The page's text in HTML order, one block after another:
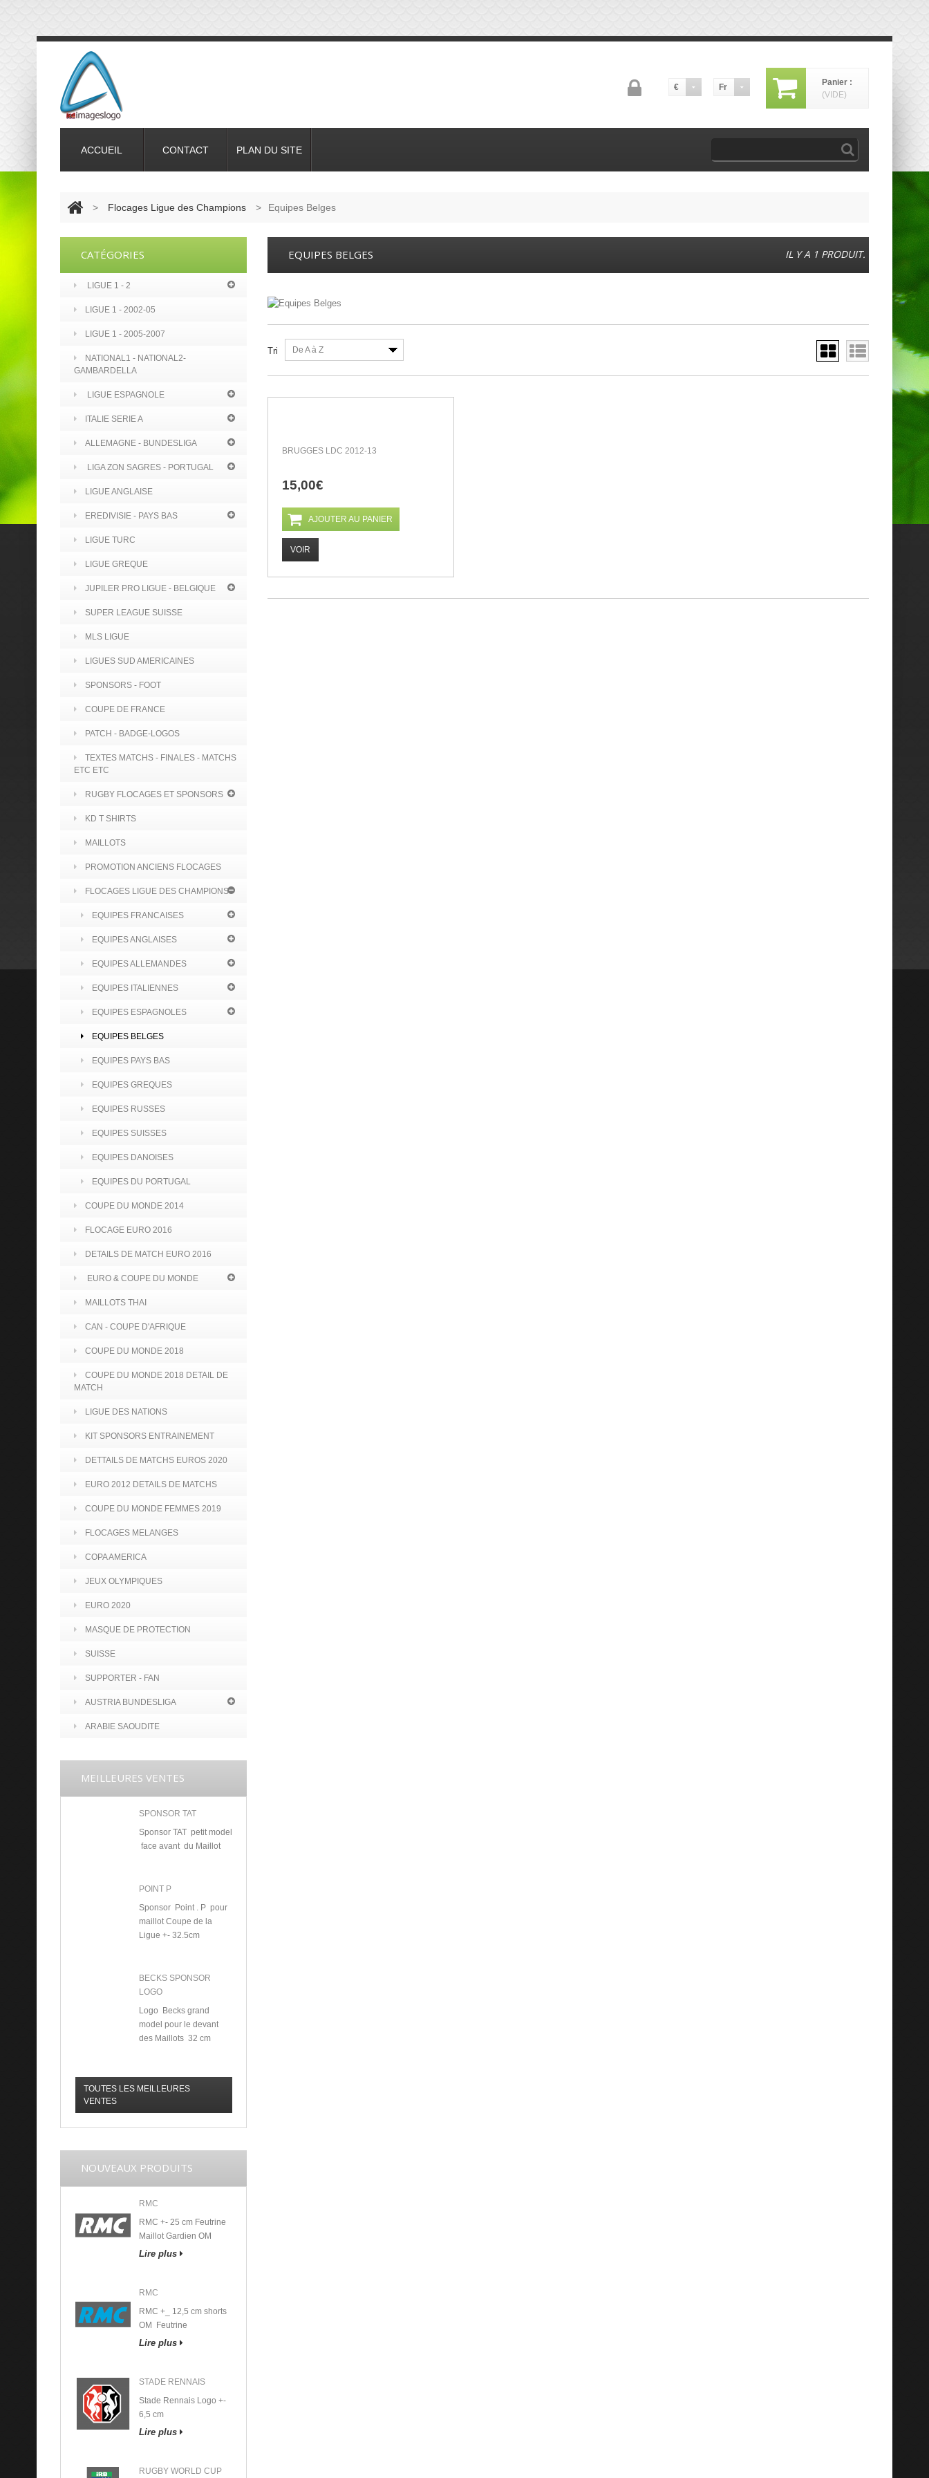
Fr
€
ACCUEIL CONTACT PLAN DU SITE
Panier :
(VIDE)
> Flocages Ligue des Champions > Equipes Belges
EQUIPES BELGES IL Y A 1 PRODUIT.
Tri De A à Z
BRUGGES LDC 2012-13
15,00€
AJOUTER AU PANIER
VOIR
CATÉGORIES
LIGUE 1 - 2
LIGUE 1 - 2002-05
LIGUE 1 - 2005-2007
NATIONAL1 - NATIONAL2-
GAMBARDELLA
LIGUE ESPAGNOLE
ITALIE SERIE A
ALLEMAGNE - BUNDESLIGA
LIGA ZON SAGRES - PORTUGAL
LIGUE ANGLAISE
EREDIVISIE - PAYS BAS
LIGUE TURC
LIGUE GREQUE
JUPILER PRO LIGUE - BELGIQUE
SUPER LEAGUE SUISSE
MLS LIGUE
LIGUES SUD AMERICAINES
SPONSORS - FOOT
COUPE DE FRANCE
PATCH - BADGE-LOGOS
TEXTES MATCHS - FINALES - MATCHS
ETC ETC
RUGBY FLOCAGES ET SPONSORS
KD T SHIRTS
MAILLOTS
PROMOTION ANCIENS FLOCAGES
FLOCAGES LIGUE DES CHAMPIONS
EQUIPES FRANCAISES
EQUIPES ANGLAISES
EQUIPES ALLEMANDES
EQUIPES ITALIENNES
EQUIPES ESPAGNOLES
EQUIPES BELGES
EQUIPES PAYS BAS
EQUIPES GREQUES
EQUIPES RUSSES
EQUIPES SUISSES
EQUIPES DANOISES
EQUIPES DU PORTUGAL
COUPE DU MONDE 2014
FLOCAGE EURO 2016
DETAILS DE MATCH EURO 2016
EURO & COUPE DU MONDE
MAILLOTS THAI
CAN - COUPE D'AFRIQUE
COUPE DU MONDE 2018
COUPE DU MONDE 2018 DETAIL DE
MATCH
LIGUE DES NATIONS
KIT SPONSORS ENTRAINEMENT
DETTAILS DE MATCHS EUROS 2020
EURO 2012 DETAILS DE MATCHS
COUPE DU MONDE FEMMES 2019
FLOCAGES MELANGES
COPA AMERICA
JEUX OLYMPIQUES
EURO 2020
MASQUE DE PROTECTION
SUISSE
SUPPORTER - FAN
AUSTRIA BUNDESLIGA
ARABIE SAOUDITE
MEILLEURES VENTES
SPONSOR TAT
Sponsor TAT petit model
face avant du Maillot
POINT P
Sponsor Point . P pour
maillot Coupe de la
Ligue +- 32.5cm
BECKS SPONSOR
LOGO
Logo Becks grand
model pour le devant
des Maillots 32 cm
TOUTES LES MEILLEURES
VENTES
NOUVEAUX PRODUITS
RMC
RMC +- 25 cm Feutrine
Maillot Gardien OM
Lire plus
RMC
RMC +_ 12,5 cm shorts
OM Feutrine
Lire plus
STADE RENNAIS
Stade Rennais Logo +-
6,5 cm
Lire plus
RUGBY WORLD CUP